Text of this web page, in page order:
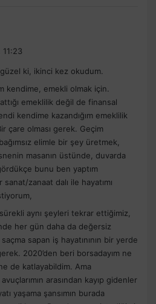
güzel ki, ikinci kez okudum.
kendime, emekli olmak için.
emeklilik değil de finansal
kendime kazandığım emeklilik
çare olması gerek. Geçim
elimle bir şey üretmek,
masanın üstünde, duvarda
bunu ben yaptım
zanaat dalı ile hayatımı
aynı şeyleri tekrar ettiğimiz,
her gün daha da değersiz
sapan iş hayatınının bir yerde
2020’den beri borsadayım ne
de katlayabildim. Ama
arasından kayıp gidenler
yaşama şansımın burada